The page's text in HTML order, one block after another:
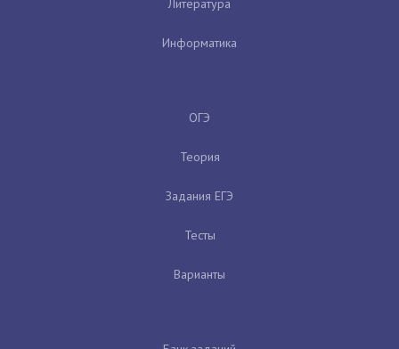
Литература
Информатика
ОГЭ
Теория
Задания ЕГЭ
Тесты
Варианты